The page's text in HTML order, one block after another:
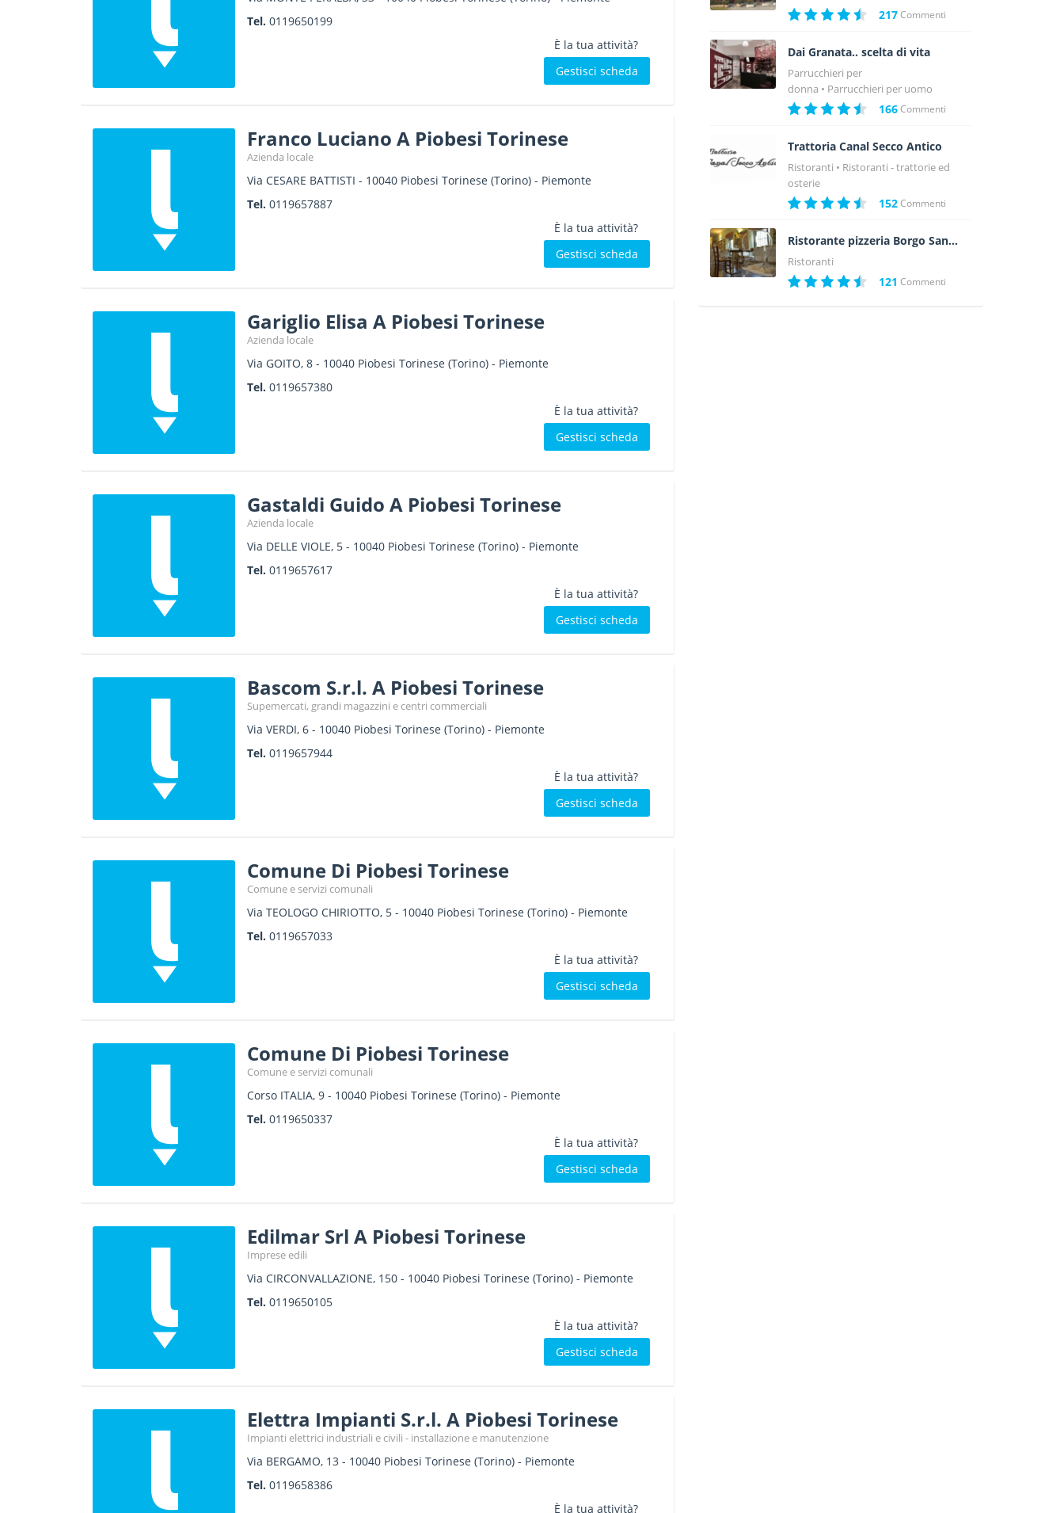
Tel. 0119650199
È la tua attività?
Gestisci scheda
Franco Luciano A Piobesi Torinese
Azienda locale
Via CESARE BATTISTI - 10040 Piobesi Torinese(Torino) - Piemonte
Tel. 0119657887
È la tua attività?
Gestisci scheda
Gariglio Elisa A Piobesi Torinese
Azienda locale
Via GOITO, 8- 10040 Piobesi Torinese(Torino) - Piemonte
Tel. 0119657380
È la tua attività?
Gestisci scheda
Gastaldi Guido A Piobesi Torinese
Azienda locale
Via DELLE VIOLE, 5- 10040 Piobesi Torinese(Torino) - Piemonte
Tel. 0119657617
È la tua attività?
Gestisci scheda
Bascom S.r.l. A Piobesi Torinese
Supemercati, grandi magazzini e centri commerciali
Via VERDI, 6- 10040 Piobesi Torinese(Torino) - Piemonte
Tel. 0119657944
È la tua attività?
Gestisci scheda
Comune Di Piobesi Torinese
Comune e servizi comunali
Via TEOLOGO CHIRIOTTO, 5- 10040 Piobesi Torinese(Torino) - Piemonte
Tel. 0119657033
È la tua attività?
Gestisci scheda
Comune Di Piobesi Torinese
Comune e servizi comunali
Corso ITALIA, 9- 10040 Piobesi Torinese(Torino) - Piemonte
Tel. 0119650337
È la tua attività?
Gestisci scheda
Edilmar Srl A Piobesi Torinese
Imprese edili
Via CIRCONVALLAZIONE, 150- 10040 Piobesi Torinese(Torino) - Piemonte
Tel. 0119650105
È la tua attività?
Gestisci scheda
Elettra Impianti S.r.l. A Piobesi Torinese
Impianti elettrici industriali e civili - installazione e manutenzione
Via BERGAMO, 13- 10040 Piobesi Torinese(Torino) - Piemonte
Tel. 0119658386
È la tua attività?
217Commenti
Dai Granata.. scelta di vita
Parrucchieri per
donna
Parrucchieri per uomo
166Commenti
Trattoria Canal Secco Antico
Ristoranti
Ristoranti - trattorie ed
osterie
152Commenti
Ristorante pizzeria Borgo San Giovanni
Ristoranti
121 Commenti